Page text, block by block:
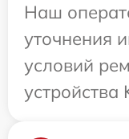
Наш
уточнения
условий
устройства